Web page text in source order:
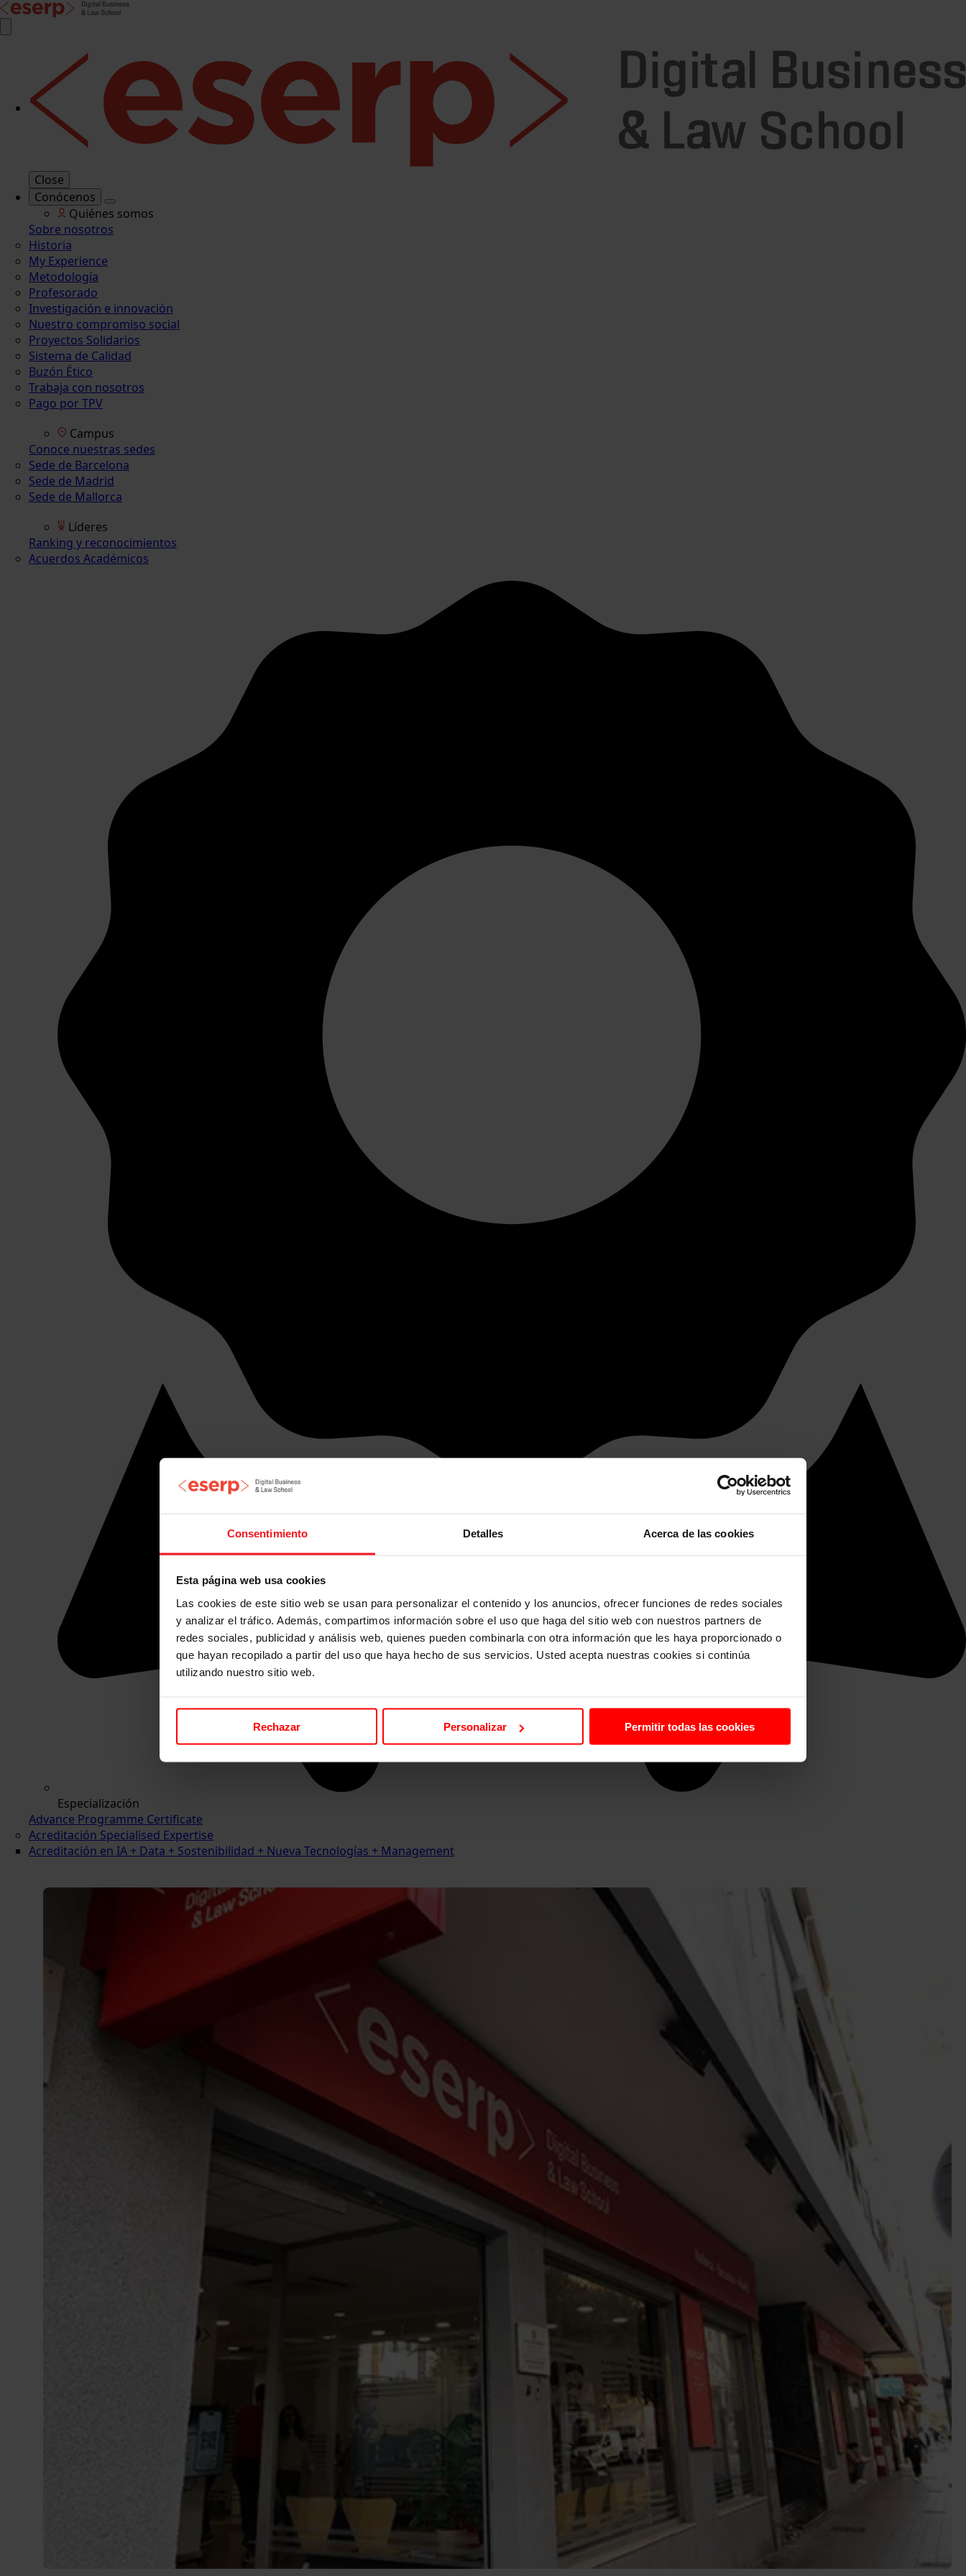
Consentimiento Detalles Acerca de las cookies
Esta página web usa cookies
Las cookies de este sitio web se usan para personalizar el contenido y los anuncios, ofrecer funciones de redes sociales
y analizar el tráfico. Además, compartimos información sobre el uso que haga del sitio web con nuestros partners de
redes sociales, publicidad y análisis web, quienes pueden combinarla con otra información que les haya proporcionado o
que hayan recopilado a partir del uso que haya hecho de sus servicios. Usted acepta nuestras cookies si continúa
utilizando nuestro sitio web.
Rechazar Personalizar Permitir todas las cookies
Close
Conócenos
Quiénes somos
Sobre nosotros
Historia
My Experience
Metodología
Profesorado
Investigación e innovación
Nuestro compromiso social
Proyectos Solidarios
Sistema de Calidad
Buzón Ético
Trabaja con nosotros
Pago por TPV
Campus
Conoce nuestras sedes
Sede de Barcelona
Sede de Madrid
Sede de Mallorca
Líderes
Ranking y reconocimientos
Acuerdos Académicos
Especialización
Advance Programme Certificate
Acreditación Specialised Expertise
Acreditación en IA + Data + Sostenibilidad + Nueva Tecnologías + Management